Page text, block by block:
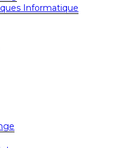
Informatique